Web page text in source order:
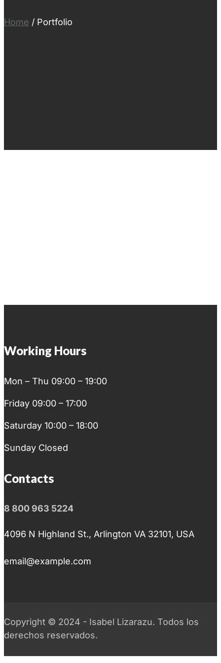
Home / Portfolio
Working Hours
Mon – Thu 09:00 – 19:00
Friday 09:00 – 17:00
Saturday 10:00 – 18:00
Sunday Closed
Contacts
8 800 963 5224
4096 N Highland St., Arlington VA 32101, USA
email@example.com
Copyright © 2024 - Isabel Lizarazu. Todos los
derechos reservados.